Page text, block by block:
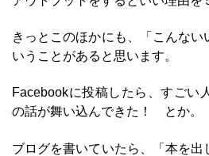
きっとこのほかにも、「こんない
いうことがあると思います。
Facebookに投稿したら、すご
の話が舞い込んできた！ とか。
ブログを書いていたら、「本を